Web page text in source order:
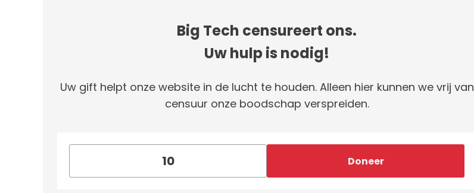
Big Tech censureert ons.
Uw hulp is nodig!
Uw gift helpt onze website in de lucht te houden. Alleen hier kunnen we vrij van
censuur onze boodschap verspreiden.
Doneer